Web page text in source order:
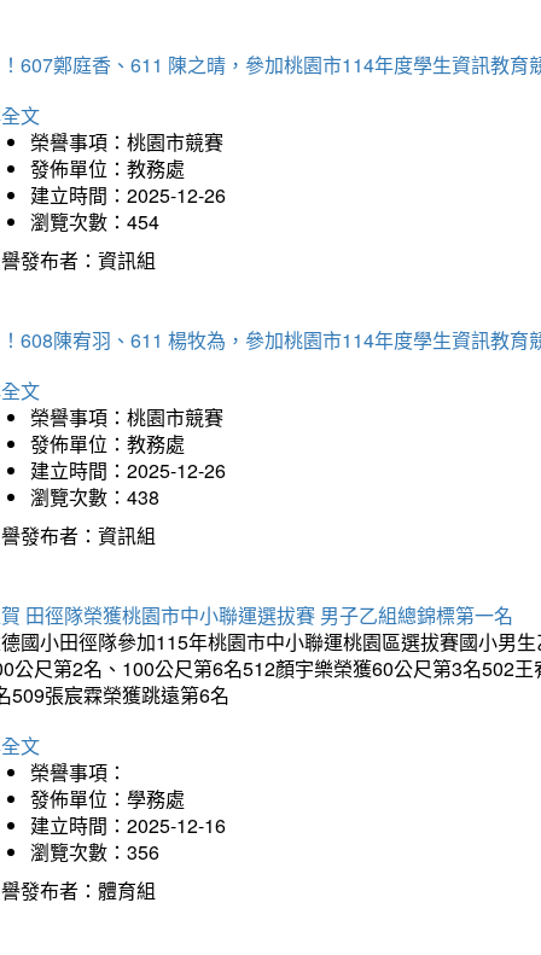
607鄭庭香、611 陳之晴，參加桃園市114年度學生資訊教育
文
榮譽事項：桃園市競賽
發佈單位：教務處
建立時間：2025-12-26
瀏覽次數：454
發布者：資訊組
608陳宥羽、611 楊牧為，參加桃園市114年度學生資訊教育
文
榮譽事項：桃園市競賽
發佈單位：教務處
建立時間：2025-12-26
瀏覽次數：438
發布者：資訊組
田徑隊榮獲桃園市中小聯運選拔賽 男子乙組總錦標第一名
國小田徑隊參加115年桃園市中小聯運桃園區選拔賽國小男
公尺第2名、100公尺第6名512顏宇樂榮獲60公尺第3名502
509張宸霖榮獲跳遠第6名
文
榮譽事項：
發佈單位：學務處
建立時間：2025-12-16
瀏覽次數：356
發布者：體育組